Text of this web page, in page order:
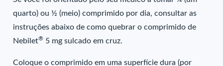
quarto) ou ½ (meio) comprimido por dia, consultar as
instruções abaixo de como quebrar o comprimido de
Nebilet® 5 mg sulcado em cruz.
Coloque o comprimido em uma superfície dura (por